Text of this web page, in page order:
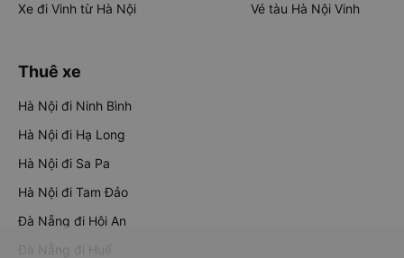
Xe đi Vinh từ Hà Nội
Vé tàu Hà Nội Vinh
Thuê xe
Hà Nội đi Ninh Bình
Hà Nội đi Hạ Long
Hà Nội đi Sa Pa
Hà Nội đi Tam Đảo
Đà Nẵng đi Hội An
Đà Nẵng đi Huế